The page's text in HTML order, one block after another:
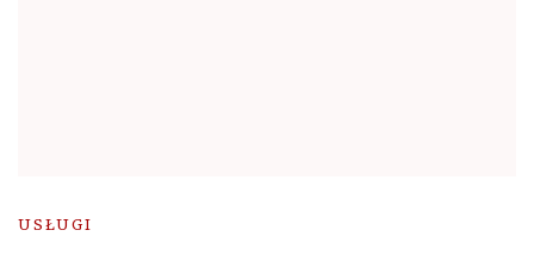
USŁUGI